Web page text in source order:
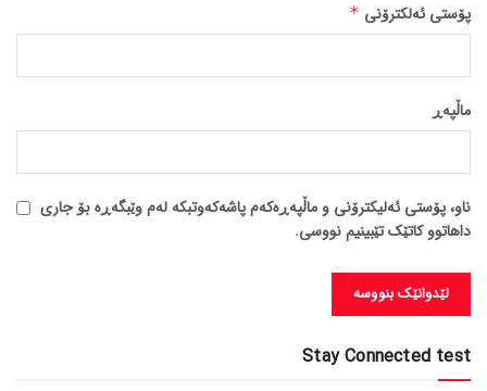
پۆستی ئەلکترۆنی *
ماڵپه‌ڕ
ناو، پۆستی ئەلیکترۆنی و ماڵپەڕەکەم پاشەکەوتبکە لەم وێبگەڕە بۆ جاری
داهاتوو کاتێک تێبینیم نووسی.
Stay Connected test